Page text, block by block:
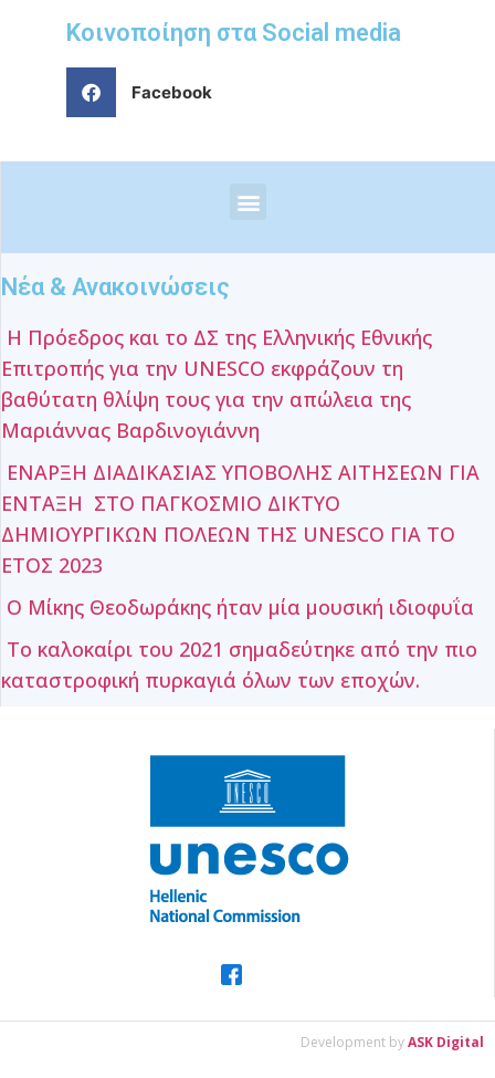
Κοινοποίηση στα Social media
Facebook
Νέα & Ανακοινώσεις
Η Πρόεδρος και το ΔΣ της Ελληνικής Εθνικής
Επιτροπής για την UNESCO εκφράζουν τη
βαθύτατη θλίψη τους για την απώλεια της
Μαριάννας Βαρδινογιάννη
ΕΝΑΡΞΗ ΔΙΑΔΙΚΑΣΙΑΣ ΥΠΟΒΟΛΗΣ ΑΙΤΗΣΕΩΝ ΓΙΑ
ΕΝΤΑΞΗ ΣΤΟ ΠΑΓΚΟΣΜΙΟ ΔΙΚΤΥΟ
ΔΗΜΙΟΥΡΓΙΚΩΝ ΠΟΛΕΩΝ ΤΗΣ UNESCO ΓΙΑ ΤΟ
ΕΤΟΣ 2023
Ο Μίκης Θεοδωράκης ήταν μία μουσική ιδιοφυΐα
Το καλοκαίρι του 2021 σημαδεύτηκε από την πιο
καταστροφική πυρκαγιά όλων των εποχών.
Development byASK Digital